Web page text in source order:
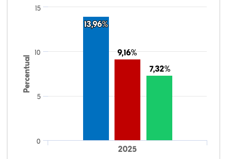
Percentual
13,96%
13,96%
9,16%
9,16%
7,32%
7,32%
2025
0
5
10
15